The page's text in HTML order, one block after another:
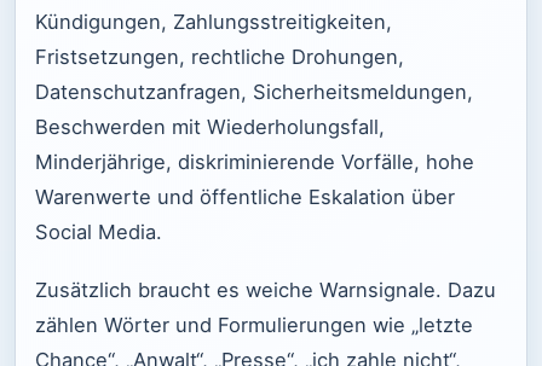
Kündigungen, Zahlungsstreitigkeiten,
Fristsetzungen, rechtliche Drohungen,
Datenschutzanfragen, Sicherheitsmeldungen,
Beschwerden mit Wiederholungsfall,
Minderjährige, diskriminierende Vorfälle, hohe
Warenwerte und öffentliche Eskalation über
Social Media.
Zusätzlich braucht es weiche Warnsignale. Dazu
zählen Wörter und Formulierungen wie „letzte
Chance“, „Anwalt“, „Presse“, „ich zahle nicht“,